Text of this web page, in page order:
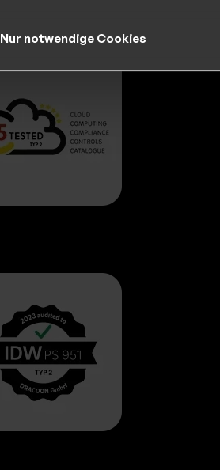
Nur notwendige Cookies
gewürdigt.